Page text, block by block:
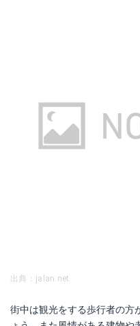
出典：jalan.net
街中は観光をする歩行者の方